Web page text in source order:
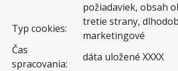
požiadaviek, obsah
Typ cookies:
tretie strany,
marketingové
Čas
spracovania:
dáta uložené XXXX